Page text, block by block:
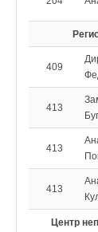
409
413
413
413
Центр